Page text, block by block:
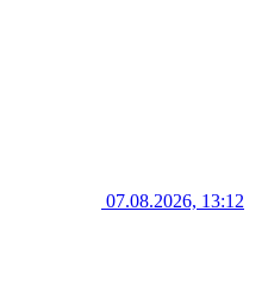
07.08.2026, 13:12